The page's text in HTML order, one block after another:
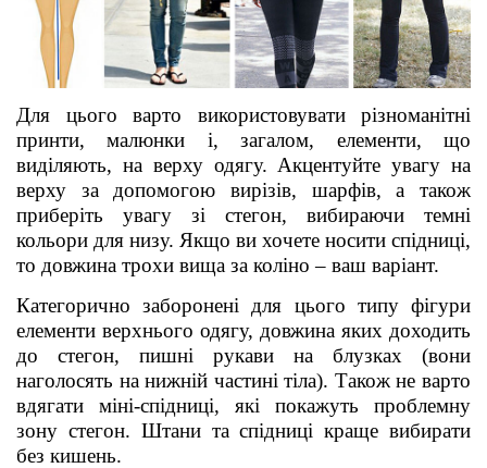
Для цього варто використовувати різноманітні
принти, малюнки і, загалом, елементи, що
виділяють, на верху одягу. Акцентуйте увагу на
верху за допомогою вирізів, шарфів, а також
приберіть увагу зі стегон, вибираючи темні
кольори для низу. Якщо ви хочете носити спідниці,
то довжина трохи вища за коліно – ваш варіант.
Категорично заборонені для цього типу фігури
елементи верхнього одягу, довжина яких доходить
до стегон, пишні рукави на блузках (вони
наголосять на нижній частині тіла). Також не варто
вдягати міні-спідниці, які покажуть проблемну
зону стегон. Штани та спідниці краще вибирати
без кишень.